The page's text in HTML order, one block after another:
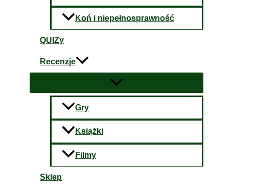
Koń i niepełnosprawność
QUIZy
Recenzje
Gry
Książki
Filmy
Sklep